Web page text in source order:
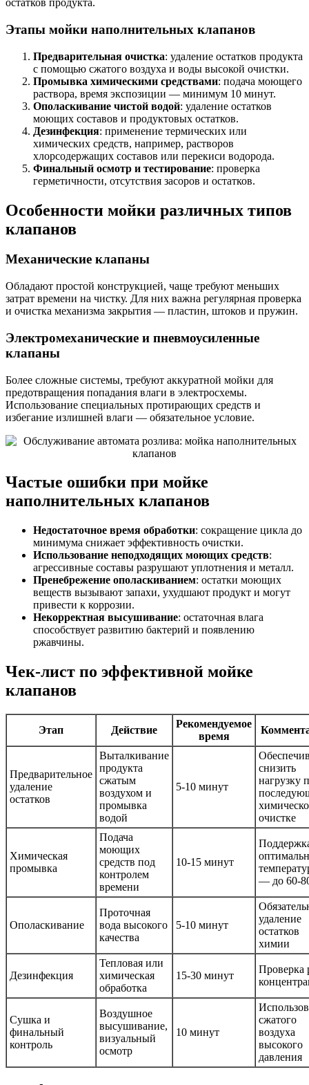
остатков продукта.
Этапы мойки наполнительных клапанов
Предварительная очистка: удаление остатков продукта
с помощью сжатого воздуха и воды высокой очистки.
Промывка химическими средствами: подача моющего
раствора, время экспозиции — минимум 10 минут.
Ополаскивание чистой водой: удаление остатков
моющих составов и продуктовых остатков.
Дезинфекция: применение термических или
химических средств, например, растворов
хлорсодержащих составов или перекиси водорода.
Финальный осмотр и тестирование: проверка
герметичности, отсутствия засоров и остатков.
Особенности мойки различных типов
клапанов
Механические клапаны
Обладают простой конструкцией, чаще требуют меньших
затрат времени на чистку. Для них важна регулярная проверка
и очистка механизма закрытия — пластин, штоков и пружин.
Электромеханические и пневмоусиленные
клапаны
Более сложные системы, требуют аккуратной мойки для
предотвращения попадания влаги в электросхемы.
Использование специальных протирающих средств и
избегание излишней влаги — обязательное условие.
Частые ошибки при мойке
наполнительных клапанов
Недостаточное время обработки: сокращение цикла до
минимума снижает эффективность очистки.
Использование неподходящих моющих средств:
агрессивные составы разрушают уплотнения и металл.
Пренебрежение ополаскиванием: остатки моющих
веществ вызывают запахи, ухудшают продукт и могут
привести к коррозии.
Некорректная высушивание: остаточная влага
способствует развитию бактерий и появлению
ржавчины.
Чек-лист по эффективной мойке
клапанов
Этап Действие
Рекомендуемое
время
Предварительное
удаление
остатков
Выталкивание
продукта
сжатым
воздухом и
промывка
водой
5-10 минут
снизить
нагрузку
очистке
Химическая
промывка
Подача
моющих
средств под
контролем
времени
10-15 минут
— до 60-
Ополаскивание
Проточная
вода высокого
качества
5-10 минут
удаление
остатков
химии
Дезинфекция
Тепловая или
химическая
обработка
15-30 минут
Проверка
Сушка и
финальный
контроль
Воздушное
высушивание,
визуальный
осмотр
10 минут
сжатого
воздуха
высокого
давления